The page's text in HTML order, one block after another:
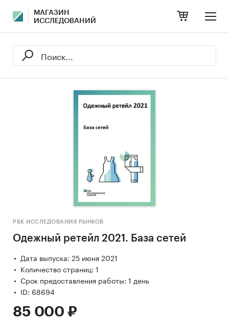
МАГАЗИН
ИССЛЕДОВАНИЙ
РБК ИССЛЕДОВАНИЯ РЫНКОВ
Одежный ретейл 2021. База сетей
Дата выпуска: 25 июня 2021
Количество страниц: 1
Срок предоставления работы: 1 день
ID: 68694
85 000 ₽